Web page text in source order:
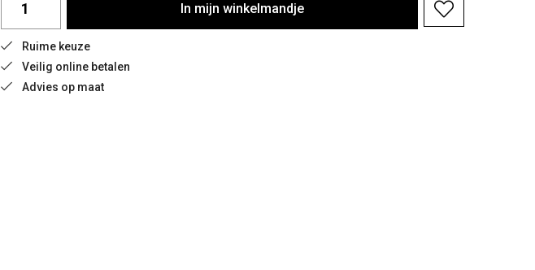
In mijn winkelmandje
Ruime keuze
Veilig online betalen
Advies op maat